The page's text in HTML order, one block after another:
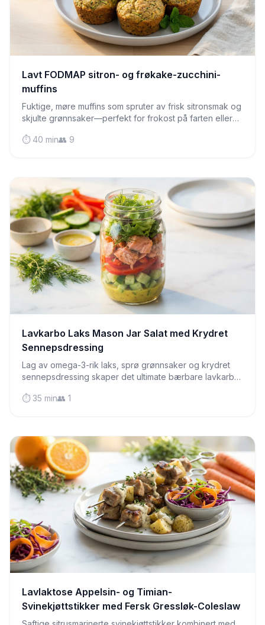
Lavt FODMAP sitron- og frøkake-zucchini-
muffins
Fuktige, møre muffins som spruter av frisk sitronsmak og
skjulte grønnsaker—perfekt for frokost på farten eller
⏱️ 40 min👥 9
Lavkarbo Laks Mason Jar Salat med Krydret
Sennepsdressing
Lag av omega-3-rik laks, sprø grønnsaker og krydret
sennepsdressing skaper det ultimate bærbare lavkarbo-
⏱️ 35 min👥 1
Lavlaktose Appelsin- og Timian-
Svinekjøttstikker med Fersk Gressløk-Coleslaw